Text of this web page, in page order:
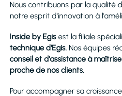
Nous contribuons par la qualité
notre esprit d'innovation à
Inside by Egis est la filiale
technique d’Egis. Nos équipes
conseil et d'assistance à
proche de nos clients.
Pour accompagner sa